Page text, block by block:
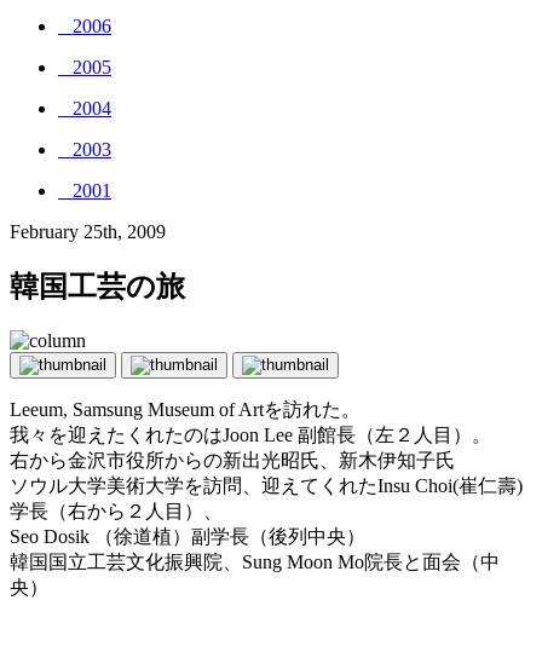
_ 2006
_ 2005
_ 2004
_ 2003
_ 2001
February 25th, 2009
韓国工芸の旅
Leeum, Samsung Museum of Artを訪れた。
我々を迎えたくれたのはJoon Lee 副館長（左２人目）。
右から金沢市役所からの新出光昭氏、新木伊知子氏
ソウル大学美術大学を訪問、迎えてくれたInsu Choi(崔仁壽)
学長（右から２人目）、
Seo Dosik （徐道植）副学長（後列中央）
韓国国立工芸文化振興院、Sung Moon Mo院長と面会（中
央）